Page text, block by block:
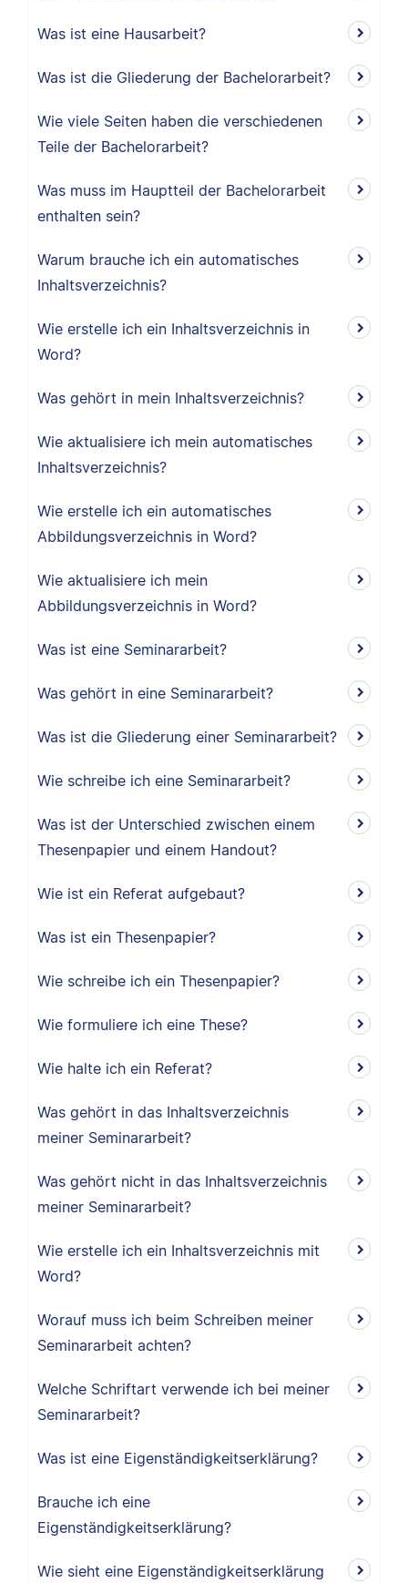
Was ist eine Hausarbeit?
Was ist die Gliederung der Bachelorarbeit?
Wie viele Seiten haben die verschiedenen
Teile der Bachelorarbeit?
Was muss im Hauptteil der Bachelorarbeit
enthalten sein?
Warum brauche ich ein automatisches
Inhaltsverzeichnis?
Wie erstelle ich ein Inhaltsverzeichnis in
Word?
Was gehört in mein Inhaltsverzeichnis?
Wie aktualisiere ich mein automatisches
Inhaltsverzeichnis?
Wie erstelle ich ein automatisches
Abbildungsverzeichnis in Word?
Wie aktualisiere ich mein
Abbildungsverzeichnis in Word?
Was ist eine Seminararbeit?
Was gehört in eine Seminararbeit?
Was ist die Gliederung einer Seminararbeit?
Wie schreibe ich eine Seminararbeit?
Was ist der Unterschied zwischen einem
Thesenpapier und einem Handout?
Wie ist ein Referat aufgebaut?
Was ist ein Thesenpapier?
Wie schreibe ich ein Thesenpapier?
Wie formuliere ich eine These?
Wie halte ich ein Referat?
Was gehört in das Inhaltsverzeichnis
meiner Seminararbeit?
Was gehört nicht in das Inhaltsverzeichnis
meiner Seminararbeit?
Wie erstelle ich ein Inhaltsverzeichnis mit
Word?
Worauf muss ich beim Schreiben meiner
Seminararbeit achten?
Welche Schriftart verwende ich bei meiner
Seminararbeit?
Was ist eine Eigenständigkeitserklärung?
Brauche ich eine
Eigenständigkeitserklärung?
Wie sieht eine Eigenständigkeitserklärung